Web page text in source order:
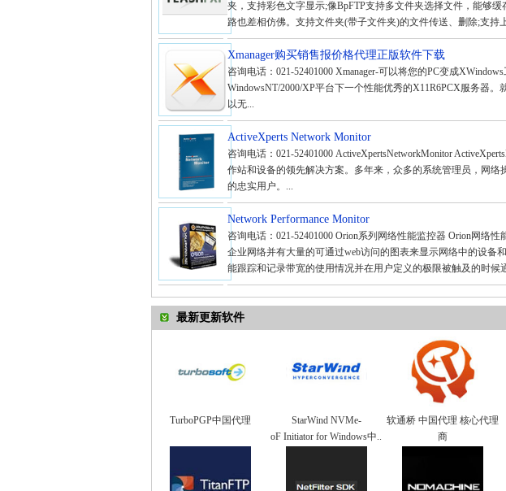
夹，支持彩色文字显示;像BpFTP支持多文件夹选择文件，能够
路也差相仿佛。支持文件夹(带子文件夹)的文件传送、删除;支持
Xmanager购买销售报价格代理正版软件下载
咨询电话：021-52401000 Xmanager-可以将您的PC变成
WindowsNT/2000/XP平台下一个性能优秀的X11R6PCX服务器
以无...
ActiveXperts Network Monitor
咨询电话：021-52401000 ActiveXpertsNetworkMonitor
作站和设备的领先解决方案。多年来，众多的系统管理员，网
的忠实用户。...
Network Performance Monitor
咨询电话：021-52401000 Orion系列网络性能监控器 Orion网络
企业网络并有大量的可通过web访问的图表来显示网络中的设备
能跟踪和记录带宽的使用情况并在用户定义的极限被触及的时候
最新更新软件
TurboPGP中国代理
StarWind NVMe-
oF Initiator for Windows中..
软通桥 中国代理 核心代理
商